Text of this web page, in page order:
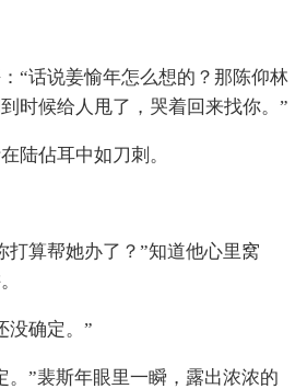
“话说姜愉年怎么想的？那陈仰林
时候给人甩了，哭着回来找你。”
陆佔耳中如刀刺。
打算帮她办了？”知道他心里窝
没确定。”
。”裴斯年眼里一瞬，露出浓浓的